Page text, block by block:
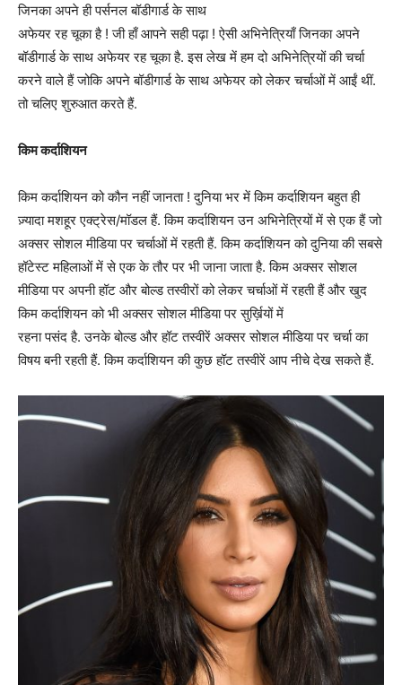
जिनका अपने ही पर्सनल बॉडीगार्ड के साथ
अफेयर रह चूका है ! जी हाँ आपने सही पढ़ा ! ऐसी अभिनेत्रियाँ जिनका अपने
बॉडीगार्ड के साथ अफेयर रह चूका है. इस लेख में हम दो अभिनेत्रियों की चर्चा
करने वाले हैं जोकि अपने बॉडीगार्ड के साथ अफेयर को लेकर चर्चाओं में आईं थीं.
तो चलिए शुरुआत करते हैं.
किम कर्दाशियन
किम कर्दाशियन को कौन नहीं जानता ! दुनिया भर में किम कर्दाशियन बहुत ही
ज़्यादा मशहूर एक्ट्रेस/मॉडल हैं. किम कर्दाशियन उन अभिनेत्रियों में से एक हैं जो
अक्सर सोशल मीडिया पर चर्चाओं में रहती हैं. किम कर्दाशियन को दुनिया की सबसे
हॉटेस्ट महिलाओं में से एक के तौर पर भी जाना जाता है. किम अक्सर सोशल
मीडिया पर अपनी हॉट और बोल्ड तस्वीरों को लेकर चर्चाओं में रहती हैं और खुद
किम कर्दाशियन को भी अक्सर सोशल मीडिया पर सुर्ख़ियों में
रहना पसंद है. उनके बोल्ड और हॉट तस्वीरें अक्सर सोशल मीडिया पर चर्चा का
विषय बनी रहती हैं. किम कर्दाशियन की कुछ हॉट तस्वीरें आप नीचे देख सकते हैं.